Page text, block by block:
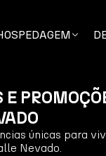
únicas para
Nevado.